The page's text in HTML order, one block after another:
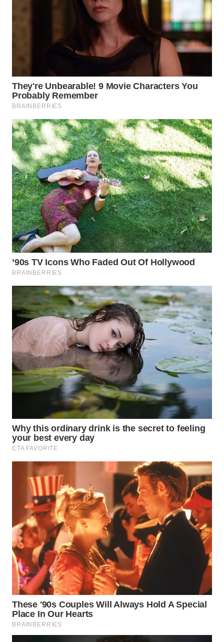
BINTAN
WN
MANDALIKA
WN
LIKUPANG
WN
LABUANBAJO
WN
BORNEO
Wahana
Media
Group
WAHANA
NEWS
WAHANA
TANI
WAHANA
ADVOKAT
WAHANA
INFRASTRUKTUR
WAHANA
KONSUMEN
WAHANA
LISTRIK
WAHANA
TRAVEL
WAHANA
TV
WAHANANEWS
ID
WAHANANEWS
CO ID